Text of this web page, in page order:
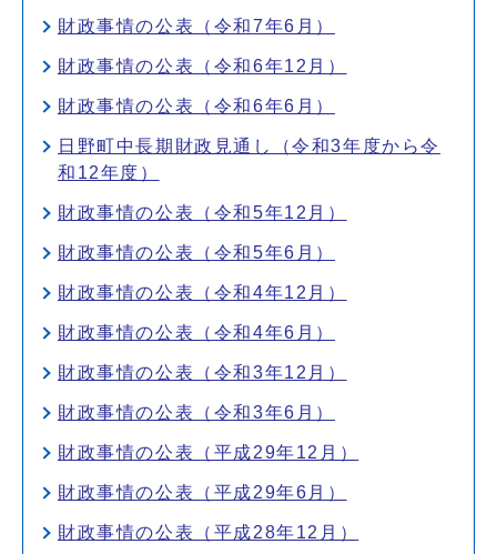
財政事情の公表（令和7年6月）
財政事情の公表（令和6年12月）
財政事情の公表（令和6年6月）
日野町中長期財政見通し（令和3年度から令
和12年度）
財政事情の公表（令和5年12月）
財政事情の公表（令和5年6月）
財政事情の公表（令和4年12月）
財政事情の公表（令和4年6月）
財政事情の公表（令和3年12月）
財政事情の公表（令和3年6月）
財政事情の公表（平成29年12月）
財政事情の公表（平成29年6月）
財政事情の公表（平成28年12月）